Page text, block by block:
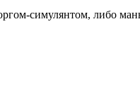
симулянтом, либо